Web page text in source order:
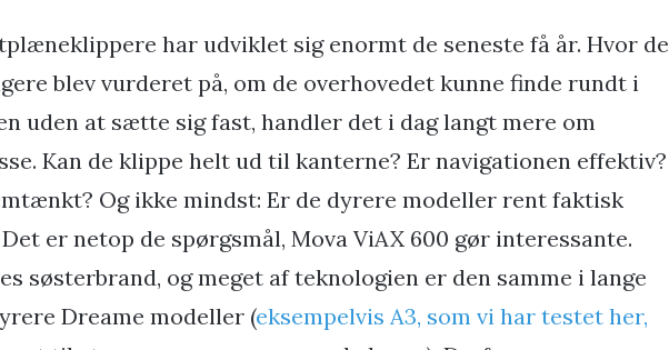
har udviklet sig enormt de seneste få år. Hvor de
blev vurderet på, om de overhovedet kunne finde rundt i
uden at sætte sig fast, handler det i dag langt mere om
Kan de klippe helt ud til kanterne? Er navigationen effektiv?
Og ikke mindst: Er de dyrere modeller rent faktisk
er netop de spørgsmål, Mova ViAX 600 gør interessante.
søsterbrand, og meget af teknologien er den samme i lange
Dreame modeller (eksempelvis A3, som vi har testet her,